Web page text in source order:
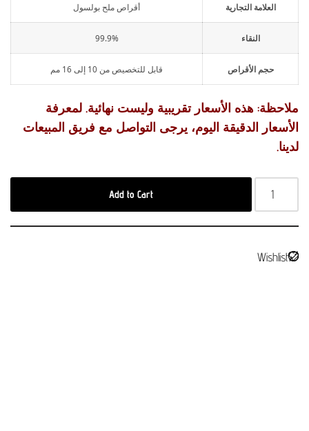
العلامة التجارية أقراص ملح بولسول
النقاء 99.9%
حجم الأقراص قابل للتخصيص من 10 إلى 16 مم
ملاحظة: هذه الأسعار تقريبية وليست نهائية. لمعرفة
الأسعار الدقيقة اليوم، يرجى التواصل مع فريق المبيعات
لدينا.
Add to Cart
Wishlist